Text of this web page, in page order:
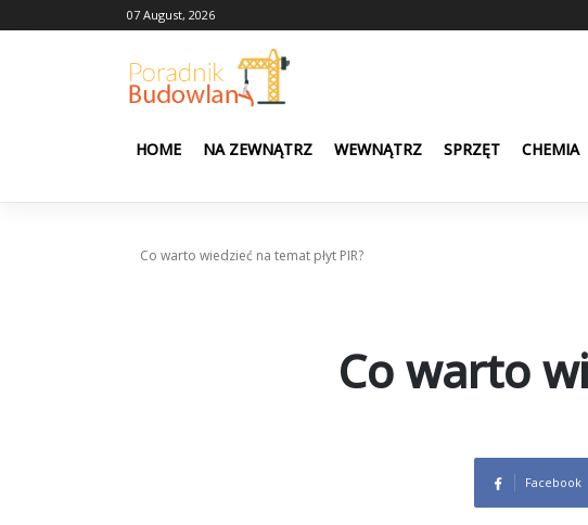
to
07 August, 2026
HOME NA ZEWNĄTRZ WEWNĄTRZ SPRZĘT CHEMIA
Co warto wiedzieć na temat płyt PIR?
Co warto
Facebook